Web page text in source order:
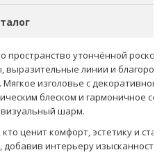
пространство утончённой
выразительные линии и
изголовье с декоративной
блеском и гармоничное
шарм.
ценит комфорт, эстетику и
добавив интерьеру